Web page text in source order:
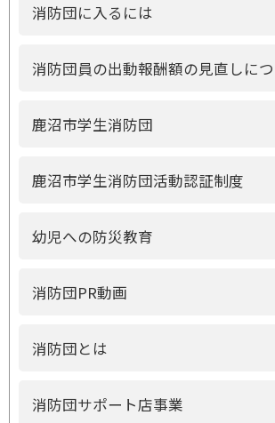
消防団に入るには
消防団員の出動報酬額の見直しに
鹿沼市学生消防団
鹿沼市学生消防団活動認証制度
幼児への防災教育
消防団PR動画
消防団とは
消防団サポート店事業